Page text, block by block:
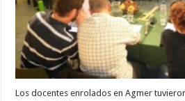
Los docentes enrolados en Agmer